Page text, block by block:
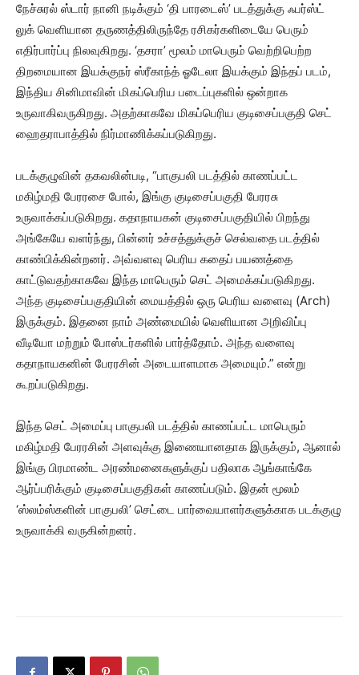
நேச்சுரல் ஸ்டார் நானி நடிக்கும் ‘தி பாரடைஸ்’ படத்துக்கு ஃபர்ஸ்ட்
லுக் வெளியான தருணத்திலிருந்தே ரசிகர்களிடையே பெரும்
எதிர்பார்ப்பு நிலவுகிறது. ‘தசரா’ மூலம் மாபெரும் வெற்றிபெற்ற
திறமையான இயக்குநர் ஸ்ரீகாந்த் ஓடேலா இயக்கும் இந்தப் படம்,
இந்திய சினிமாவின் மிகப்பெரிய படைப்புகளில் ஒன்றாக
உருவாகிவருகிறது. அதற்காகவே மிகப்பெரிய குடிசைப்பகுதி செட்
ஹைதராபாத்தில் நிர்மாணிக்கப்படுகிறது.
படக்குழுவின் தகவலின்படி, “பாகுபலி படத்தில் காணப்பட்ட
மகிழ்மதி பேரரசை போல், இங்கு குடிசைப்பகுதி பேரரசு
உருவாக்கப்படுகிறது. கதாநாயகன் குடிசைப்பகுதியில் பிறந்து
அங்கேயே வளர்ந்து, பின்னர் உச்சத்துக்குச் செல்வதை படத்தில்
காண்பிக்கின்றனர். அவ்வளவு பெரிய கதைப் பயணத்தை
காட்டுவதற்காகவே இந்த மாபெரும் செட் அமைக்கப்படுகிறது.
அந்த குடிசைப்பகுதியின் மையத்தில் ஒரு பெரிய வளைவு (Arch)
இருக்கும். இதனை நாம் அண்மையில் வெளியான அறிவிப்பு
வீடியோ மற்றும் போஸ்டர்களில் பார்த்தோம். அந்த வளைவு
கதாநாயகனின் பேரரசின் அடையாளமாக அமையும்.” என்று
கூறப்படுகிறது.
இந்த செட் அமைப்பு பாகுபலி படத்தில் காணப்பட்ட மாபெரும்
மகிழ்மதி பேரரசின் அளவுக்கு இணையானதாக இருக்கும், ஆனால்
இங்கு பிரமாண்ட அரண்மனைகளுக்குப் பதிலாக ஆங்காங்கே
ஆர்ப்பரிக்கும் குடிசைப்பகுதிகள் காணப்படும். இதன் மூலம்
‘ஸ்லம்ஸ்களின் பாகுபலி’ செட்டை பார்வையாளர்களுக்காக படக்குழு
உருவாக்கி வருகின்றனர்.